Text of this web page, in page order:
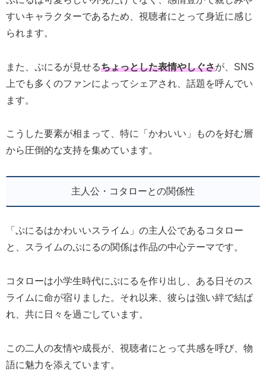
すいキャラクターであるため、視聴者にとって身近に感じ
られます。
また、ぷにるが見せるちょっとした表情やしぐさが、SNS
上でも多くのファンによってシェアされ、話題を呼んでい
ます。
こうした要素が相まって、特に「かわいい」ものを好む層
から圧倒的な支持を集めています。
主人公・コタローとの関係性
「ぷにるはかわいいスライム」の主人公であるコタロー
と、スライムのぷにるの関係は作品の中心テーマです。
コタローは小学生時代にぷにるを作り出し、ある日そのス
ライムに命が宿りました。それ以来、彼らは強い絆で結ば
れ、共に日々を過ごしています。
この二人の友情や成長が、視聴者にとって共感を呼び、物
語に魅力を添えています。